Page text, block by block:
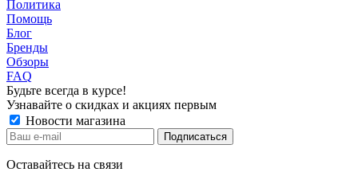
Политика
Помощь
Блог
Бренды
Обзоры
FAQ
Будьте всегда в курсе!
Узнавайте о скидках и акциях первым
Новости магазина
Оставайтесь на связи